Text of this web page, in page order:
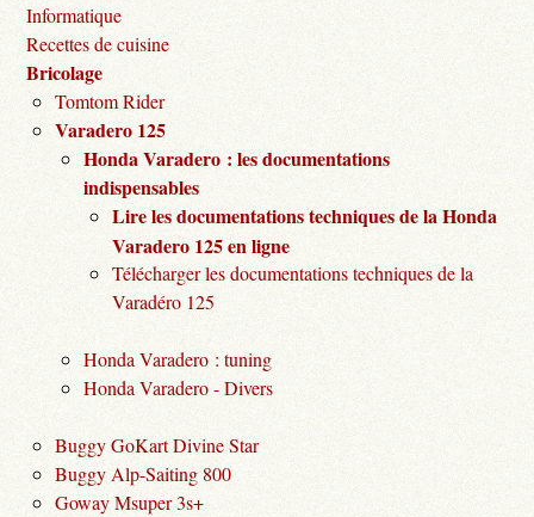
Informatique
Recettes de cuisine
Bricolage
Tomtom Rider
Varadero 125
Honda Varadero : les documentations
indispensables
Lire les documentations techniques de la Honda
Varadero 125 en ligne
Télécharger les documentations techniques de la
Varadéro 125
Honda Varadero : tuning
Honda Varadero - Divers
Buggy GoKart Divine Star
Buggy Alp-Saiting 800
Goway Msuper 3s+